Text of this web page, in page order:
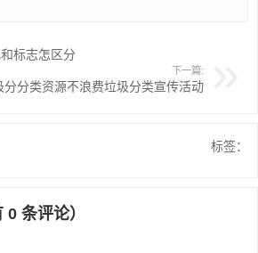
标志怎区分
下一篇:
分分类资源不浪费垃圾分类宣传活动
标签：
0 条评论）